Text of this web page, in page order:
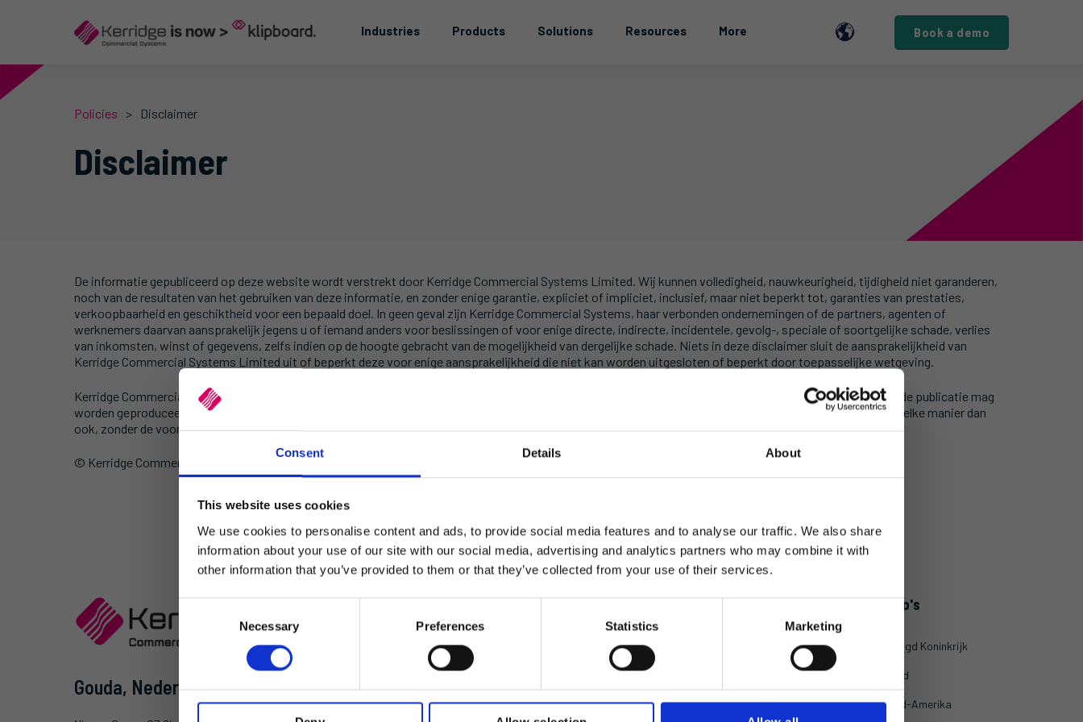
Consent Details About
This website uses cookies
We use cookies to personalise content and ads, to provide social media features and to analyse our traffic. We also share
information about your use of our site with our social media, advertising and analytics partners who may combine it with
other information that you’ve provided to them or that they’ve collected from your use of their services.
n
e
Necessary Preferences Statistics Marketing
Industries Products Solutions Resources More Book a demo
Policies Disclaimer
Disclaimer
De informatie gepubliceerd op deze website wordt verstrekt door Kerridge Commercial Systems Limited. Wij kunnen volledigheid, nauwkeurigheid, tijdigheid niet garanderen,
noch van de resultaten van het gebruiken van deze informatie, en zonder enige garantie, expliciet of impliciet, inclusief, maar niet beperkt tot, garanties van prestaties,
verkoopbaarheid en geschiktheid voor een bepaald doel. In geen geval zijn Kerridge Commercial Systems, haar verbonden ondernemingen of de partners, agenten of
werknemers daarvan aansprakelijk jegens u of iemand anders voor beslissingen of voor enige directe, indirecte, incidentele, gevolg-, speciale of soortgelijke schade, verlies
van inkomsten, winst of gegevens, zelfs indien op de hoogte gebracht van de mogelijkheid van dergelijke schade. Niets in deze disclaimer sluit de aansprakelijkheid van
Kerridge Commercial Systems Limited uit of beperkt deze voor enige aansprakelijkheid die niet kan worden uitgesloten of beperkt door toepasselijke wetgeving.
Kerridge Commercial Systems kan de inhoud van de gepubliceerde informatie te allen tijde zonder voorafgaande kennisgeving wijzigen. Geen enkel deel van de publicatie mag
worden geproduceerd, overgedragen, getranscribeerd, opgeslagen in een retrievalsysteem vertaal in een andere taal of computertaal, in welke vorm of op welke manier dan
ook, zonder de voorafgaande schriftelijke toestemming van Kerridge Commercial Systems Limited.
© Kerridge Commercial Systems Limited alle rechten voorbehouden
Gouda, Nederland
Branches
Groothandel &
Distributie
Verhuur
Over ons
Over ons
Resources
Partners
Regio's
Verenigd Koninkrijk
Ierland
Noord-Amerika
Same team. Same service. New name.